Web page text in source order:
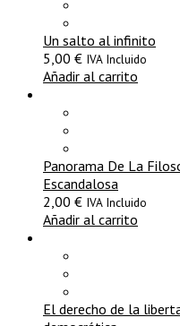
Un salto al infinito
5,00 € IVA Incluido
Añadir al carrito
Panorama De La
Escandalosa
2,00 € IVA Incluido
Añadir al carrito
El derecho de la